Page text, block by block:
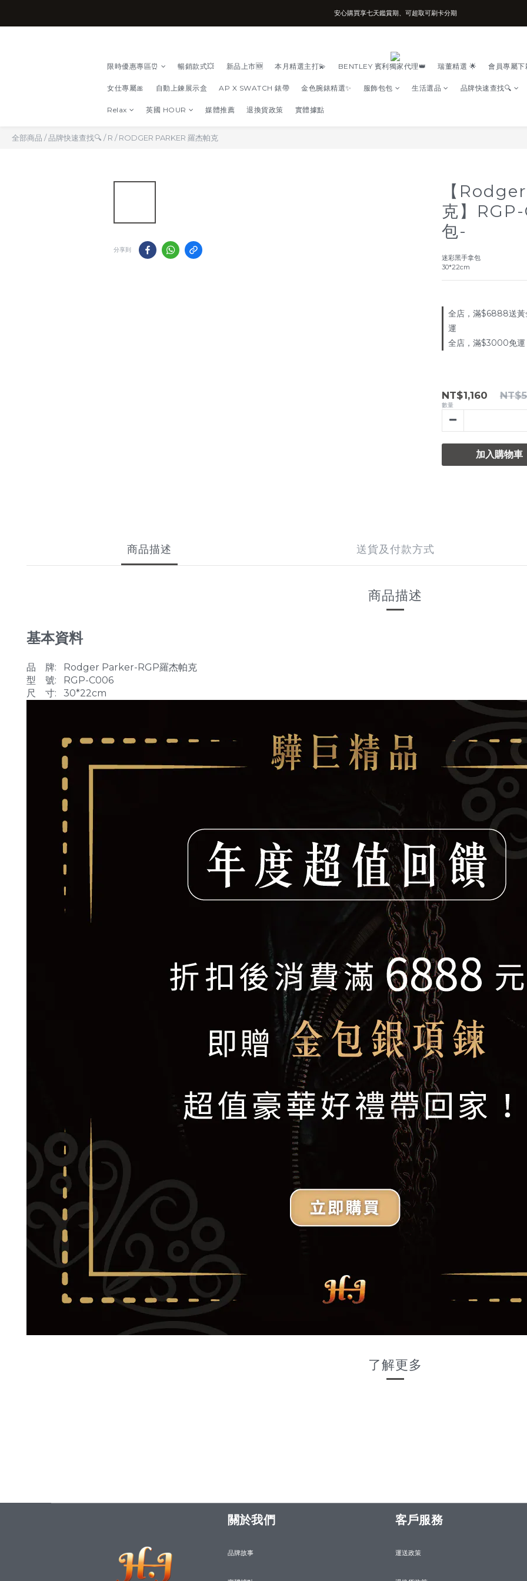
台南實體店面、兩年機芯保固、開立發票
安心購買享七天鑑賞期、可超取可刷卡分期
限時優惠專區⏰ 暢銷款式💥 新品上市🆕 本月精選主打💫 BENTLEY 賓利獨家代理👑 瑞董精選 🌟 會員專屬
女仕專屬🎀 自動上鍊展示盒 AP X SWATCH 錶帶 金色腕錶精選✨ 服飾包包 生活選品 品牌快速查找🔍
Relax 英國 HOUR 媒體推薦 退換貨政策 實體據點
全部商品 /品牌快速查找🔍 /R /RODGER PARKER 羅杰帕克
分享到
【
克】
包-
迷彩黑手拿包
30*22cm
全店，滿$6888送
運
全店，滿$3000免運
NT$1,160
數量
加入購物車
商品描述 送貨及付款方式
商品描述
基本資料
品 牌: Rodger Parker-RGP羅杰帕克
型 號: RGP-C006
尺 寸: 30*22cm
了解更多
關於我們
品牌故事
客戶服務
運送政策